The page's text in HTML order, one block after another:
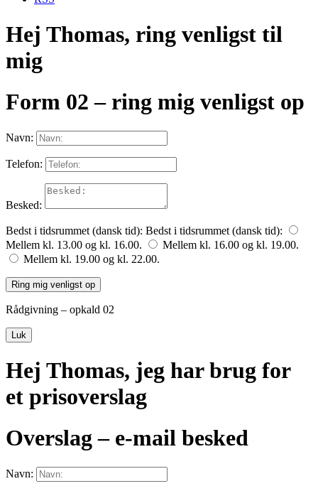
Hej Thomas, ring venligst til
mig
Form 02 – ring mig venligst op
Navn:
Telefon:
Besked:
Bedst i tidsrummet (dansk tid): Bedst i tidsrummet (dansk tid):
Mellem kl. 13.00 og kl. 16.00.
Mellem kl. 16.00 og kl. 19.00.
Mellem kl. 19.00 og kl. 22.00.
Ring mig venligst op
Rådgivning – opkald 02
Luk
Hej Thomas, jeg har brug for
et prisoverslag
Overslag – e-mail besked
Navn: